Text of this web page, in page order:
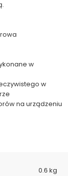
w
w
na urządzeniu
0.6 kg